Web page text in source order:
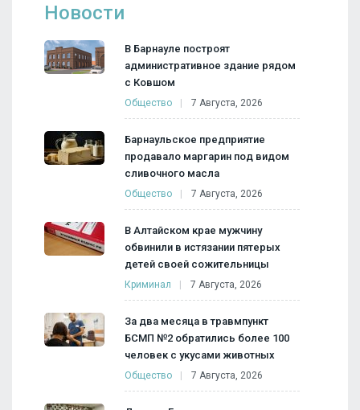
Новости
В Барнауле построят
административное здание рядом
с Ковшом
Общество 7 Августа, 2026
Барнаульское предприятие
продавало маргарин под видом
сливочного масла
Общество 7 Августа, 2026
В Алтайском крае мужчину
обвинили в истязании пятерых
детей своей сожительницы
Криминал 7 Августа, 2026
За два месяца в травмпункт
БСМП №2 обратились более 100
человек с укусами животных
Общество 7 Августа, 2026